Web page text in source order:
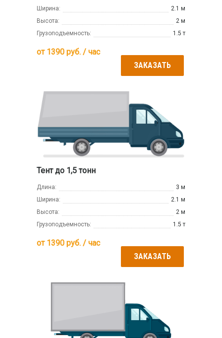
Ширина:
2.1 м
Высота:
2 м
Грузоподъемность:
1.5 т
от 1390 руб. / час
ЗАКАЗАТЬ
Тент до 1,5 тонн
Длина:
3 м
Ширина:
2.1 м
Высота:
2 м
Грузоподъемность:
1.5 т
от 1390 руб. / час
ЗАКАЗАТЬ